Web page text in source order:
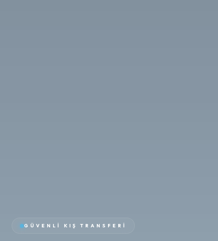
GÜVENLI KIŞ TRANSFERI